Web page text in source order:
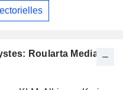
Roularta Media